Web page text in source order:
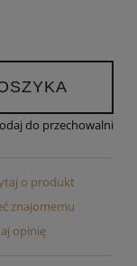
do przechowalni
o produkt
znajomemu
opinię